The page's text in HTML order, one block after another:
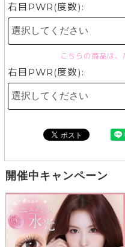
右目PWR(度数):
こちらの商品は、
右目PWR(度数):
開催中キャンペーン